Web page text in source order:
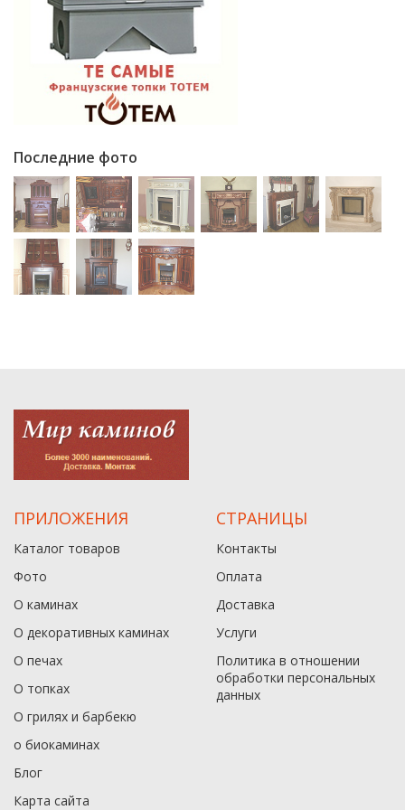
Последние фото
ПРИЛОЖЕНИЯ
Каталог товаров
Фото
О каминах
О декоративных каминах
О печах
О топках
О грилях и барбекю
о биокаминах
Блог
Карта сайта
СТРАНИЦЫ
Контакты
Оплата
Доставка
Услуги
Политика в отношении
обработки персональных
данныx